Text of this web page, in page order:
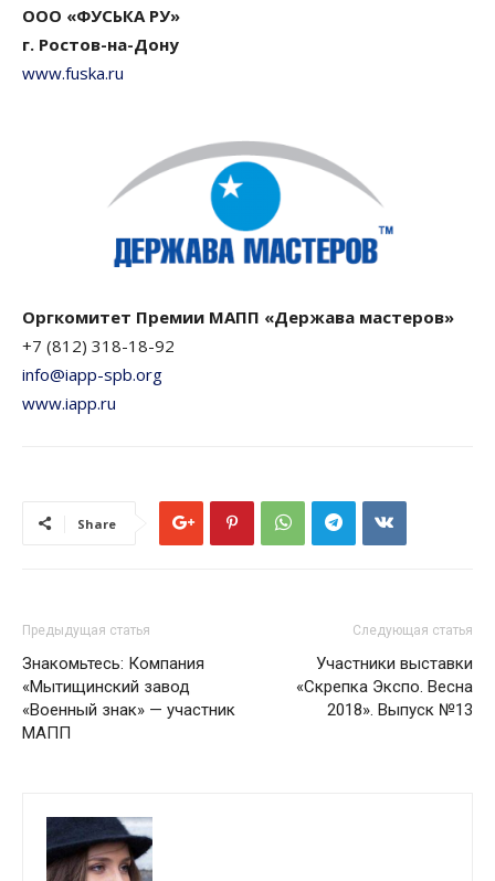
ООО «ФУСЬКА РУ»
г. Ростов-на-Дону
www.fuska.ru
Оргкомитет Премии МАПП «Держава мастеров»
+7 (812) 318-18-92
info@iapp-spb.org
www.iapp.ru
Share
Предыдущая статья
Знакомьтесь: Компания
«Мытищинский завод
«Военный знак» — участник
МАПП
Следующая статья
Участники выставки
«Скрепка Экспо. Весна
2018». Выпуск №13